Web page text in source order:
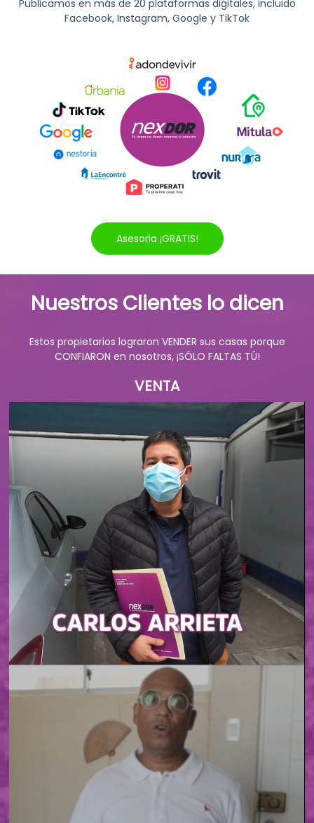
Publicamos en más de 20 plataformas digitales, incluido
Facebook, Instagram, Google y TikTok
Asesoria ¡GRATIS!
Nuestros Clientes lo dicen
Estos propietarios lograron VENDER sus casas porque
CONFIARON en nosotros, ¡SÓLO FALTAS TÚ!
VENTA